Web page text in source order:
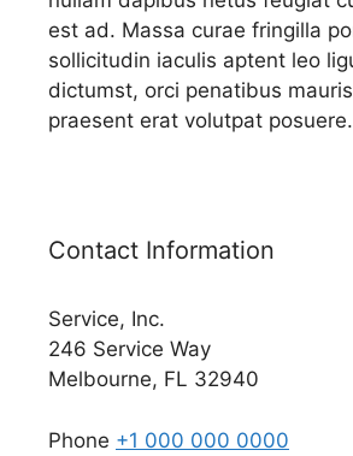
est ad. Massa curae fringilla
sollicitudin iaculis aptent leo
dictumst, orci penatibus
praesent erat volutpat posuere.
Contact Information
Service, Inc.
246 Service Way
Melbourne, FL 32940
Phone +1 000 000 0000